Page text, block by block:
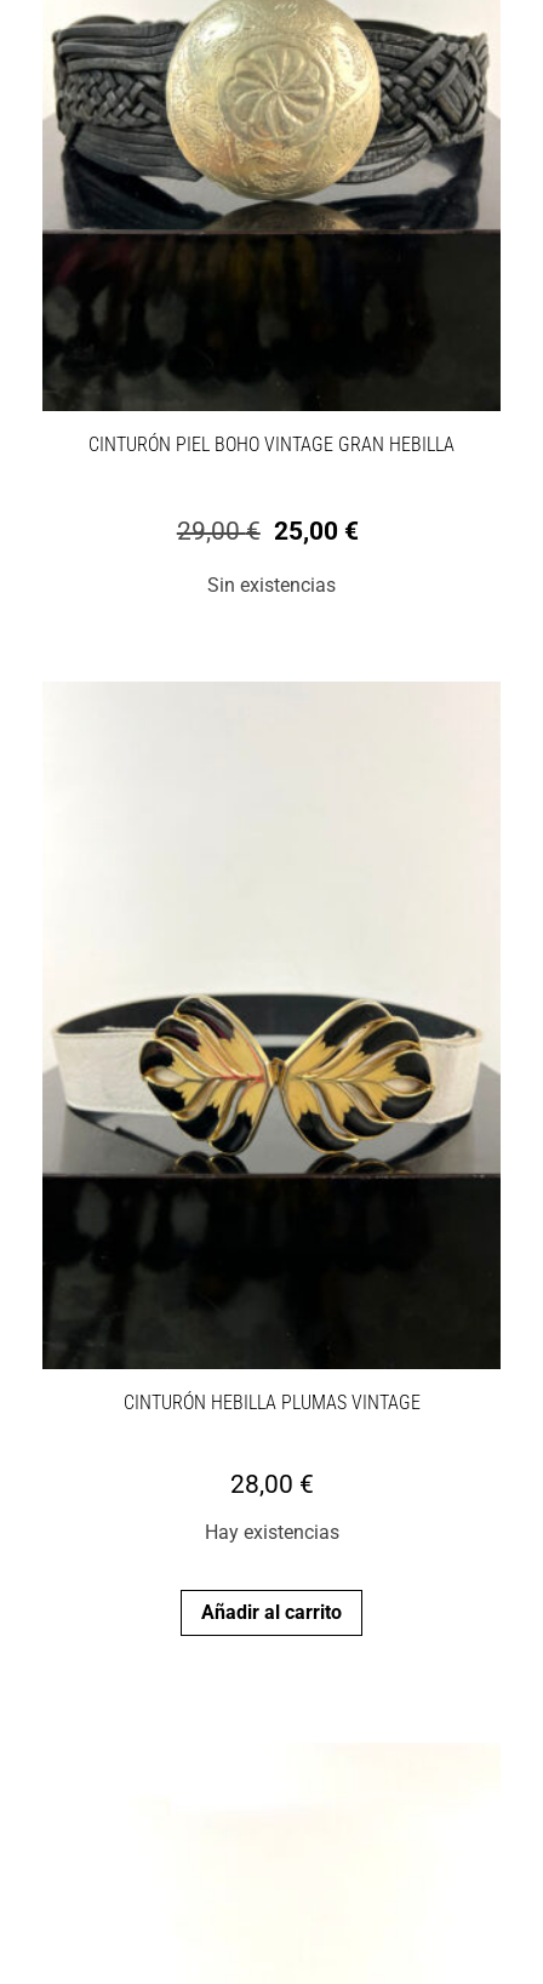
CINTURÓN PIEL BOHO VINTAGE GRAN HEBILLA
29,00€ 25,00 €
Sin existencias
CINTURÓN HEBILLA PLUMAS VINTAGE
28,00 €
Hay existencias
Añadir al carrito